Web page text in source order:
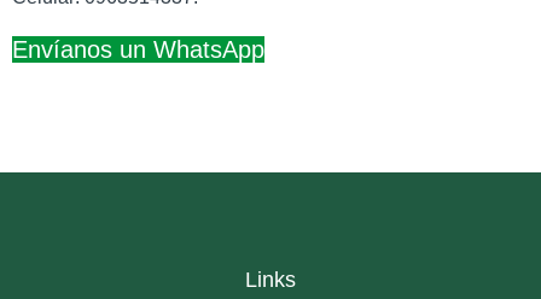
Envíanos un WhatsApp
Links